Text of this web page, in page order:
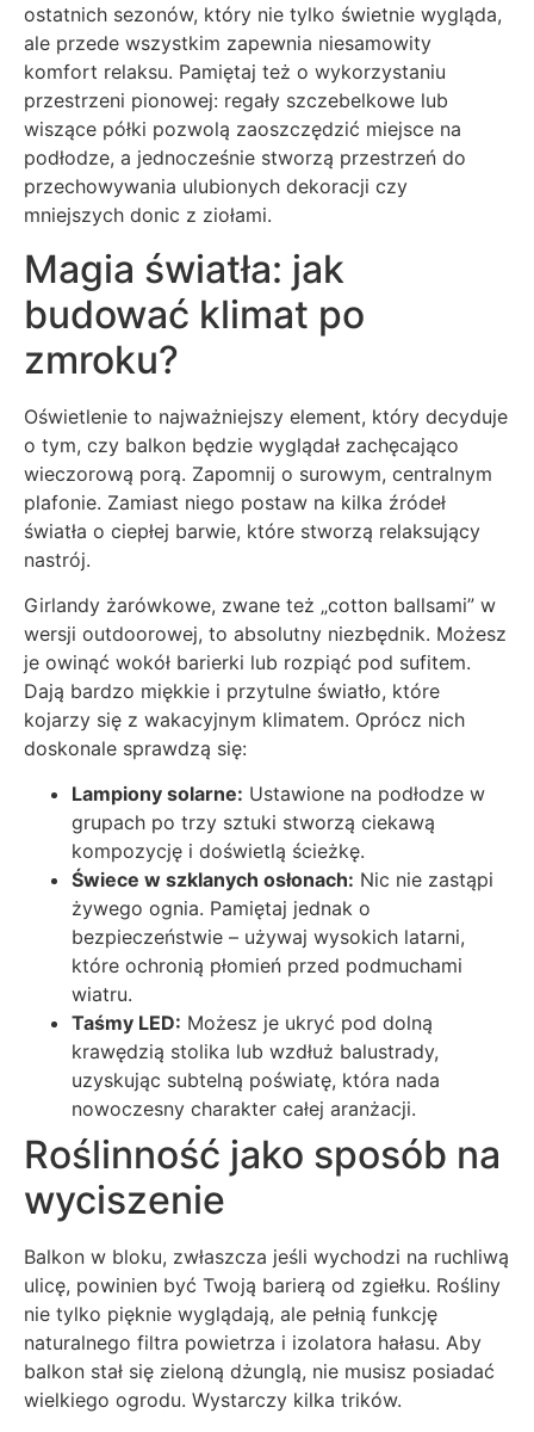
ostatnich sezonów, który nie tylko świetnie wygląda,
ale przede wszystkim zapewnia niesamowity
komfort relaksu. Pamiętaj też o wykorzystaniu
przestrzeni pionowej: regały szczebelkowe lub
wiszące półki pozwolą zaoszczędzić miejsce na
podłodze, a jednocześnie stworzą przestrzeń do
przechowywania ulubionych dekoracji czy
mniejszych donic z ziołami.
Magia światła: jak
budować klimat po
zmroku?
Oświetlenie to najważniejszy element, który decyduje
o tym, czy balkon będzie wyglądał zachęcająco
wieczorową porą. Zapomnij o surowym, centralnym
plafonie. Zamiast niego postaw na kilka źródeł
światła o ciepłej barwie, które stworzą relaksujący
nastrój.
Girlandy żarówkowe, zwane też „cotton ballsami” w
wersji outdoorowej, to absolutny niezbędnik. Możesz
je owinąć wokół barierki lub rozpiąć pod sufitem.
Dają bardzo miękkie i przytulne światło, które
kojarzy się z wakacyjnym klimatem. Oprócz nich
doskonale sprawdzą się:
Lampiony solarne: Ustawione na podłodze w
grupach po trzy sztuki stworzą ciekawą
kompozycję i doświetlą ścieżkę.
Świece w szklanych osłonach: Nic nie zastąpi
żywego ognia. Pamiętaj jednak o
bezpieczeństwie – używaj wysokich latarni,
które ochronią płomień przed podmuchami
wiatru.
Taśmy LED: Możesz je ukryć pod dolną
krawędzią stolika lub wzdłuż balustrady,
uzyskując subtelną poświatę, która nada
nowoczesny charakter całej aranżacji.
Roślinność jako sposób na
wyciszenie
Balkon w bloku, zwłaszcza jeśli wychodzi na ruchliwą
ulicę, powinien być Twoją barierą od zgiełku. Rośliny
nie tylko pięknie wyglądają, ale pełnią funkcję
naturalnego filtra powietrza i izolatora hałasu. Aby
balkon stał się zieloną dżunglą, nie musisz posiadać
wielkiego ogrodu. Wystarczy kilka trików.